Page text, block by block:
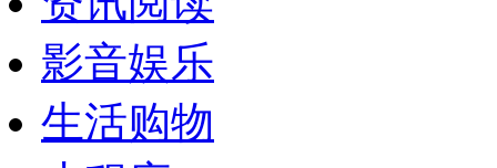
影音娱乐
生活购物